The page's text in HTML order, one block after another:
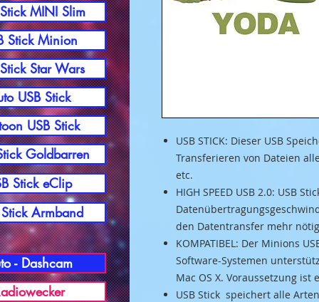
USB STICK: Dieser USB
Transferieren von Dateien
etc.
HIGH SPEED USB 2.0: USB
den Datentransfer mehr
KOMPATIBEL: Der Minions
Software-Systemen
Mac OS X. Voraussetzung
USB Stick speichert alle
MINI Slim
Stick Minion
Star Wars
USB Stick
USB Stick
Goldbarren
Stick eClip
Armband
- Dashcam